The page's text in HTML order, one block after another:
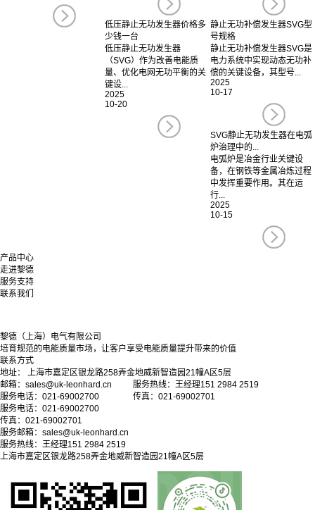
低压静止无功发生器价格多
少钱一台
低压静止无功发生器
（SVG）作为改善电能质
量、优化电网无功平衡的关
键设...
2025
10-20
静止无功补偿发生器SVG型
号规格
静止无功补偿发生器SVG是
电力系统中实现动态无功补
偿的关键设备，其型号...
2025
10-17
SVG静止无功发生器在电弧
炉治理中的...
电弧炉是冶金行业关键设
备，在钢铁等金属冶炼过程
中发挥重要作用。其在运
行...
2025
10-15
产品中心
走进黎德
服务支持
联系我们
黎德（上海）电气有限公司
培育规范的电能质量市场，让客户享受电能质量提升带来的价值
联系方式
地址： 上海市嘉定区银龙路258弄金地威新智造园21幢A区5层
邮箱：sales@uk-leonhard.cn 服务热线：王经理151 2984 2519
服务电话：021-69002700 传真：021-69002701
服务电话：021-69002700
传真：021-69002701
服务邮箱： sales@uk-leonhard.cn
服务热线：王经理151 2984 2519
上海市嘉定区银龙路258弄金地威新智造园21幢A区5层